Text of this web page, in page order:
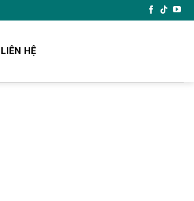
LIÊN HỆ